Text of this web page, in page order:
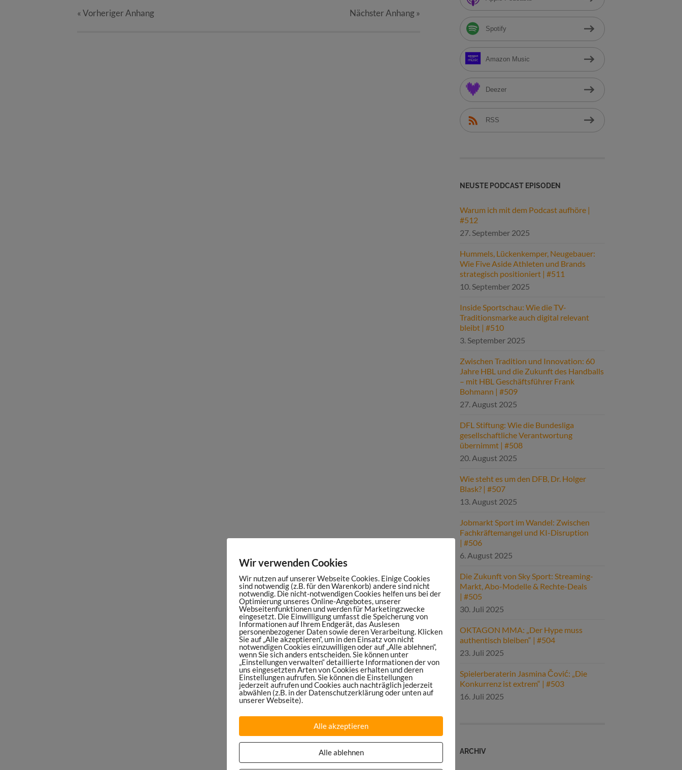
« VorherigerAnhang NächsterAnhang»
h
Spotify
Amazon Music
Deezer
RSS
NEUSTE PODCAST EPISODEN
Warum ich mit dem Podcast aufhöre |
#512
27. September 2025
Hummels, Lückenkemper, Neugebauer:
Wie Five Aside Athleten und Brands
strategisch positioniert | #511
10. September 2025
Inside Sportschau: Wie die TV-
Traditionsmarke auch digital relevant
bleibt | #510
3. September 2025
Zwischen Tradition und Innovation: 60
Jahre HBL und die Zukunft des Handballs
– mit HBL Geschäftsführer Frank
Bohmann | #509
27. August 2025
DFL Stiftung: Wie die Bundesliga
gesellschaftliche Verantwortung
übernimmt | #508
20. August 2025
Wie steht es um den DFB, Dr. Holger
Blask? | #507
13. August 2025
Jobmarkt Sport im Wandel: Zwischen
Fachkräftemangel und KI-Disruption
| #506
6. August 2025
Die Zukunft von Sky Sport: Streaming-
Markt, Abo-Modelle & Rechte-Deals
| #505
30. Juli 2025
OKTAGON MMA: „Der Hype muss
authentisch bleiben“ | #504
23. Juli 2025
Spielerberaterin Jasmina Čović: „Die
Konkurrenz ist extrem“ | #503
16. Juli 2025
ARCHIV
Wir verwenden Cookies
Wir nutzen auf unserer Webseite Cookies. Einige Cookies
sind notwendig (z.B. für den Warenkorb) andere sind nicht
notwendig. Die nicht-notwendigen Cookies helfen uns bei der
Optimierung unseres Online-Angebotes, unserer
Webseitenfunktionen und werden für Marketingzwecke
eingesetzt. Die Einwilligung umfasst die Speicherung von
Informationen auf Ihrem Endgerät, das Auslesen
personenbezogener Daten sowie deren Verarbeitung. Klicken
Sie auf „Alle akzeptieren“, um in den Einsatz von nicht
notwendigen Cookies einzuwilligen oder auf „Alle ablehnen“,
wenn Sie sich anders entscheiden. Sie können unter
„Einstellungen verwalten“ detaillierte Informationen der von
uns eingesetzten Arten von Cookies erhalten und deren
Einstellungen aufrufen. Sie können die Einstellungen
jederzeit aufrufen und Cookies auch nachträglich jederzeit
abwählen (z.B. in der Datenschutzerklärung oder unten auf
unserer Webseite).
Alle akzeptieren
Alle ablehnen